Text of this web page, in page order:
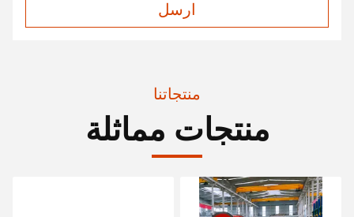
ارسل
منتجاتنا
منتجات مماثلة